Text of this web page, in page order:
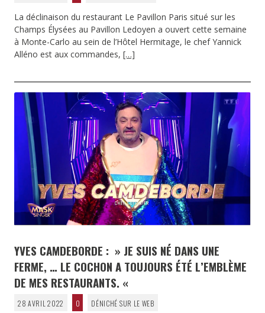
La déclinaison du restaurant Le Pavillon Paris situé sur les
Champs Élysées au Pavillon Ledoyen a ouvert cette semaine
à Monte-Carlo au sein de l’Hôtel Hermitage, le chef Yannick
Alléno est aux commandes, […]
YVES CAMDEBORDE : » JE SUIS NÉ DANS UNE
FERME, … LE COCHON A TOUJOURS ÉTÉ L’EMBLÈME
DE MES RESTAURANTS. «
28 AVRIL 2022 0 DÉNICHÉ SUR LE WEB